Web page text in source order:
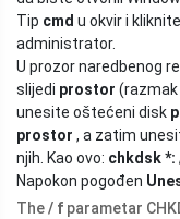
Tip cmd u okvir i kliknite
administrator.
U prozor naredbenog
slijedi prostor (razmak
unesite oštećeni disk
prostor , a zatim
njih. Kao ovo: chkdsk *:
Napokon pogođen
The/ f parametar